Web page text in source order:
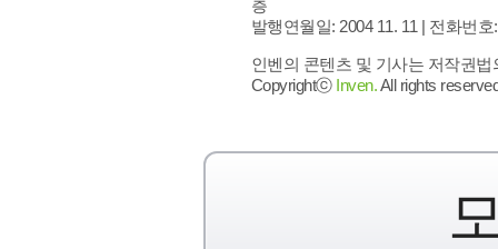
층
발행연월일: 2004 11. 11 | 전화번호
인벤의 콘텐츠 및 기사는 저작권
Copyrightⓒ Inven.All rights